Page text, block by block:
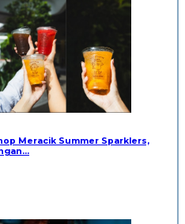
Meracik Summer Sparklers,